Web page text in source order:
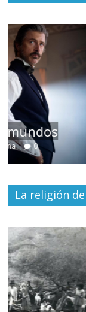
Las
13 marzo, 2026
La religión